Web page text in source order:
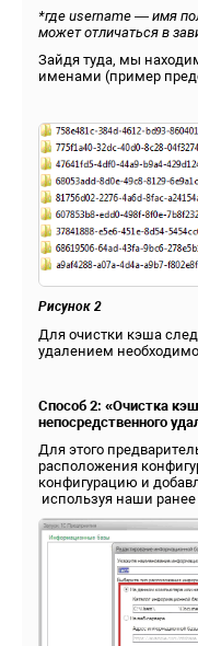
*где username — имя
может отличаться в
Зайдя туда, мы
именами (пример
Рисунок 2
Для очистки кэша
удалением
Способ 2: «Очистка
непосредственного
Для этого
расположения
конфигурацию и
используя наши